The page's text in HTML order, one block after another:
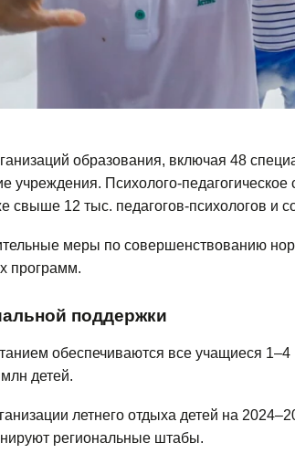
образования, включая 48
учреждения. Психолого-
свыше 12 тыс. педагогов-психологов и
меры по совершенствованию
программ.
поддержки
обеспечиваются все учащиеся
детей.
летнего отдыха детей на
региональные штабы.